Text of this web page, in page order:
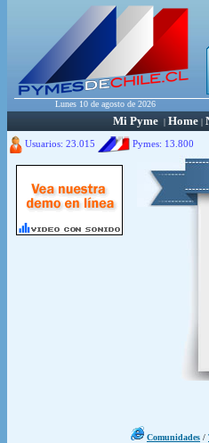
Lunes 10 de agosto de 2026
Mi Pyme | Home |
Usuarios: 23.015 Pymes: 13.800
Comunidades /